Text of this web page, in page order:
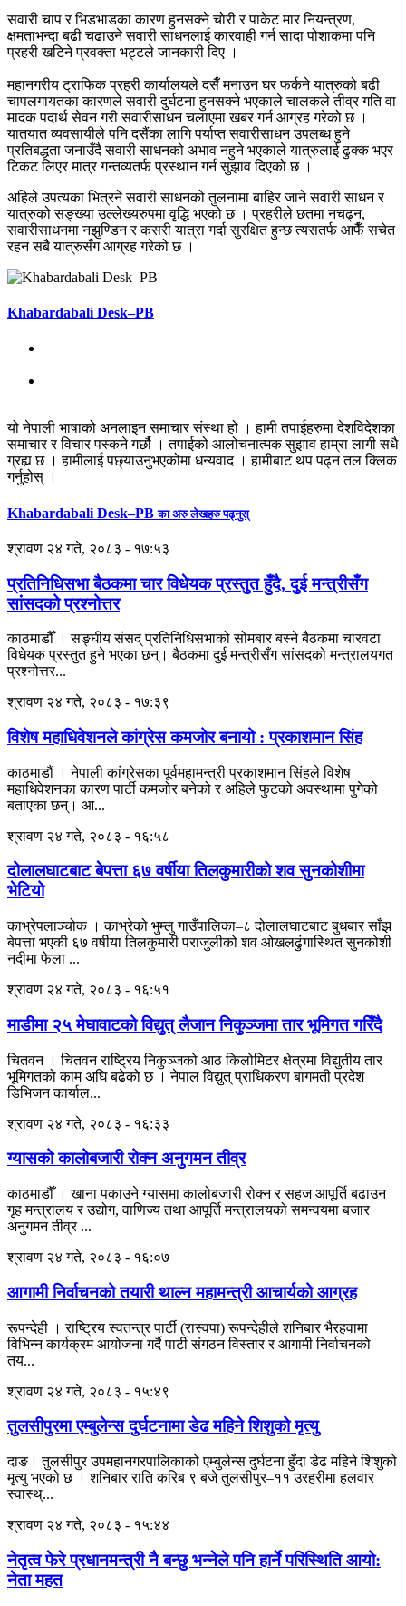
सवारी चाप र भिडभाडका कारण हुनसक्ने चोरी र पाकेट मार नियन्त्रण,
क्षमताभन्दा बढी चढाउने सवारी साधनलाई कारवाही गर्न सादा पोशाकमा पनि
प्रहरी खटिने प्रवक्ता भट्टले जानकारी दिए ।
महानगरीय ट्राफिक प्रहरी कार्यालयले दसैँ मनाउन घर फर्कने यात्रुको बढी
चापलगायतका कारणले सवारी दुर्घटना हुनसक्ने भएकाले चालकले तीव्र गति वा
मादक पदार्थ सेवन गरी सवारीसाधन चलाएमा खबर गर्न आग्रह गरेको छ ।
यातयात व्यवसायीले पनि दसैंका लागि पर्याप्त सवारीसाधन उपलब्ध हुने
प्रतिबद्धता जनाउँदै सवारी साधनको अभाव नहुने भएकाले यात्रुलाई ढुक्क भएर
टिकट लिएर मात्र गन्तव्यतर्फ प्रस्थान गर्न सुझाव दिएको छ ।
अहिले उपत्यका भित्रने सवारी साधनको तुलनामा बाहिर जाने सवारी साधन र
यात्रुको सङ्ख्या उल्लेख्यरुपमा वृद्धि भएको छ । प्रहरीले छतमा नचढ्न,
सवारीसाधनमा नझुण्डिन र कसरी यात्रा गर्दा सुरक्षित हुन्छ त्यसतर्फ आफैँ सचेत
रहन सबै यात्रुसँग आग्रह गरेको छ ।
Khabardabali Desk–PB
यो नेपाली भाषाको अनलाइन समाचार संस्था हो । हामी तपाईहरुमा देशविदेशका
समाचार र विचार पस्कने गर्छौ । तपाईको आलोचनात्मक सुझाव हाम्रा लागी सधै
ग्रह्य छ । हामीलाई पछ्याउनुभएकोमा धन्यवाद । हामीबाट थप पढ्न तल क्लिक
गर्नुहोस् ।
Khabardabali Desk–PBका अरु लेखहरु पढ्नुस्
श्रावण २४ गते, २०८३ - १७:५३
प्रतिनिधिसभा बैठकमा चार विधेयक प्रस्तुत हुँदै, दुई मन्त्रीसँग
सांसदको प्रश्नोत्तर
काठमाडौँ । सङ्घीय संसद् प्रतिनिधिसभाको सोमबार बस्ने बैठकमा चारवटा
विधेयक प्रस्तुत हुने भएका छन्। बैठकमा दुई मन्त्रीसँग सांसदको मन्त्रालयगत
प्रश्नोत्तर...
श्रावण २४ गते, २०८३ - १७:३९
विशेष महाधिवेशनले कांग्रेस कमजोर बनायो : प्रकाशमान सिंह
काठमाडौं । नेपाली कांग्रेसका पूर्वमहामन्त्री प्रकाशमान सिंहले विशेष
महाधिवेशनका कारण पार्टी कमजोर बनेको र अहिले फुटको अवस्थामा पुगेको
बताएका छन्। आ...
श्रावण २४ गते, २०८३ - १६:५८
दोलालघाटबाट बेपत्ता ६७ वर्षीया तिलकुमारीको शव सुनकोशीमा
भेटियो
काभ्रेपलाञ्चोक । काभ्रेको भुम्लु गाउँपालिका–८ दोलालघाटबाट बुधबार साँझ
बेपत्ता भएकी ६७ वर्षीया तिलकुमारी पराजुलीको शव ओखलढुंगास्थित सुनकोशी
नदीमा फेला ...
श्रावण २४ गते, २०८३ - १६:५१
माडीमा २५ मेघावाटको विद्युत् लैजान निकुञ्जमा तार भूमिगत गरिँदै
चितवन । चितवन राष्ट्रिय निकुञ्जको आठ किलोमिटर क्षेत्रमा विद्युतीय तार
भूमिगतको काम अघि बढेको छ । नेपाल विद्युत् प्राधिकरण बागमती प्रदेश
डिभिजन कार्याल...
श्रावण २४ गते, २०८३ - १६:३३
ग्यासको कालोबजारी रोक्न अनुगमन तीव्र
काठमाडौँ । खाना पकाउने ग्यासमा कालोबजारी रोक्न र सहज आपूर्ति बढाउन
गृह मन्त्रालय र उद्योग, वाणिज्य तथा आपूर्ति मन्त्रालयको समन्वयमा बजार
अनुगमन तीव्र ...
श्रावण २४ गते, २०८३ - १६:०७
आगामी निर्वाचनको तयारी थाल्न महामन्त्री आचार्यको आग्रह
रूपन्देही । राष्ट्रिय स्वतन्त्र पार्टी (रास्वपा) रूपन्देहीले शनिबार भैरहवामा
विभिन्न कार्यक्रम आयोजना गर्दै पार्टी संगठन विस्तार र आगामी निर्वाचनको
तय...
श्रावण २४ गते, २०८३ - १५:४९
तुलसीपुरमा एम्बुलेन्स दुर्घटनामा डेढ महिने शिशुको मृत्यु
दाङ। तुलसीपुर उपमहानगरपालिकाको एम्बुलेन्स दुर्घटना हुँदा डेढ महिने शिशुको
मृत्यु भएको छ । शनिबार राति करिब ९ बजे तुलसीपुर–११ उरहरीमा हलवार
स्वास्थ्...
श्रावण २४ गते, २०८३ - १५:४४
नेतृत्व फेरे प्रधानमन्त्री नै बन्छु भन्नेले पनि हार्ने परिस्थिति आयो:
नेता महत